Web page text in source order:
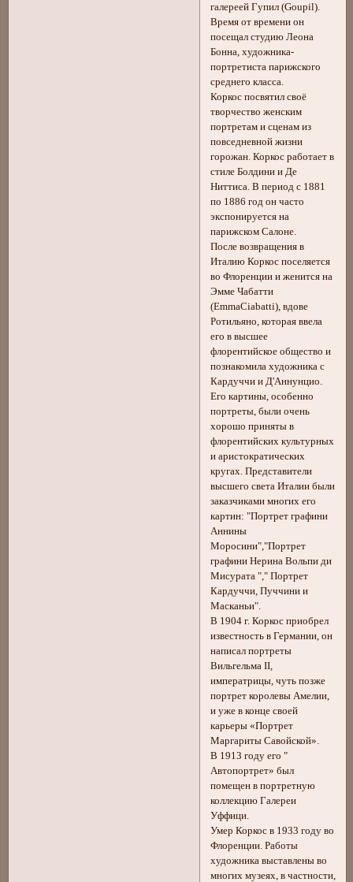
галереей Гупил (Goupil).
Время от времени он
посещал студию Леона
Бонна, художника-
портретиста парижского
среднего класса.
Коркос посвятил своё
творчество женским
портретам и сценам из
повседневной жизни
горожан. Коркос работает в
стиле Болдини и Де
Ниттиса. В период с 1881
по 1886 год он часто
экспонируется на
парижском Салоне.
После возвращения в
Италию Коркос поселяется
во Флоренции и женится на
Эмме Чабатти
(EmmaCiabatti), вдове
Ротильяно, которая ввела
его в высшее
флорентийское общество и
познакомила художника с
Кардуччи и Д'Аннунцио.
Его картины, особенно
портреты, были очень
хорошо приняты в
флорентийских культурных
и аристократических
кругах. Представители
высшего света Италии были
заказчиками многих его
картин: "Портрет графини
Аннины
Моросини","Портрет
графини Нерина Вольпи ди
Мисурата "," Портрет
Кардуччи, Пуччини и
Масканьи".
В 1904 г. Коркос приобрел
известность в Германии, он
написал портреты
Вильгельма II,
императрицы, чуть позже
портрет королевы Амелии,
и уже в конце своей
карьеры «Портрет
Маргариты Савойской».
В 1913 году его "
Автопортрет» был
помещен в портретную
коллекцию Галереи
Уффици.
Умер Коркос в 1933 году во
Флоренции. Работы
художника выставлены во
многих музеях, в частности,